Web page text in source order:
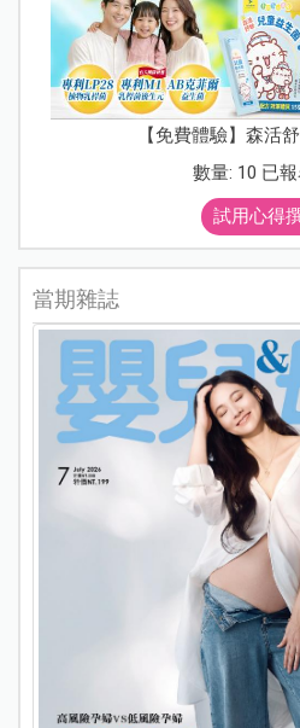
【免費體驗】森活
數量: 10 已
試用心得
當期雜誌